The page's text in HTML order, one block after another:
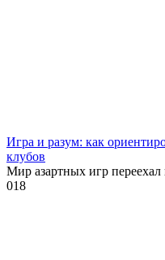
Игра и разум: как
клубов
Мир азартных игр переехал
018